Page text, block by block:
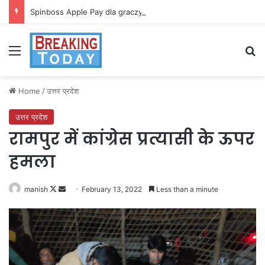
Spinboss Apple Pay dla graczy na iPhone
Menu
Home /उत्तर प्रदेश
उत्तर प्रदेश
रामपुर में कांग्रेस प्रत्यासी के ऊपर
हमला
manish
Follow
X
Send
email
February 13, 2022 Less than a minute